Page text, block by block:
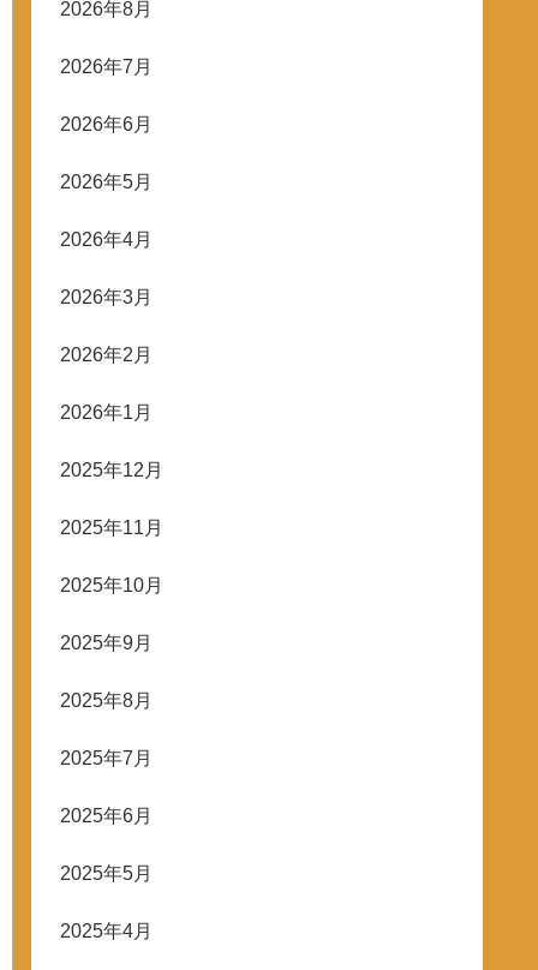
2026年8月
2026年7月
2026年6月
2026年5月
2026年4月
2026年3月
2026年2月
2026年1月
2025年12月
2025年11月
2025年10月
2025年9月
2025年8月
2025年7月
2025年6月
2025年5月
2025年4月